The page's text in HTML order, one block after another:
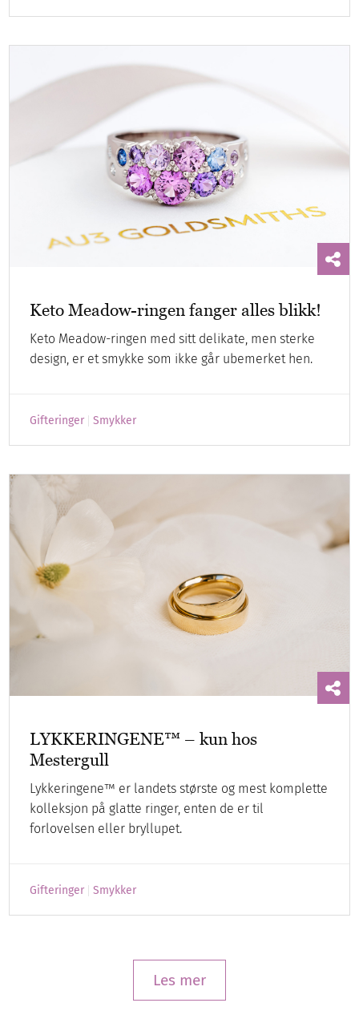
Keto Meadow-ringen fanger alles blikk!
Keto Meadow-ringen med sitt delikate, men sterke
design, er et smykke som ikke går ubemerket hen.
Gifteringer Smykker
LYKKERINGENE™ – kun hos
Mestergull
Lykkeringene™ er landets største og mest komplette
kolleksjon på glatte ringer, enten de er til
forlovelsen eller bryllupet.
Gifteringer Smykker
Les mer